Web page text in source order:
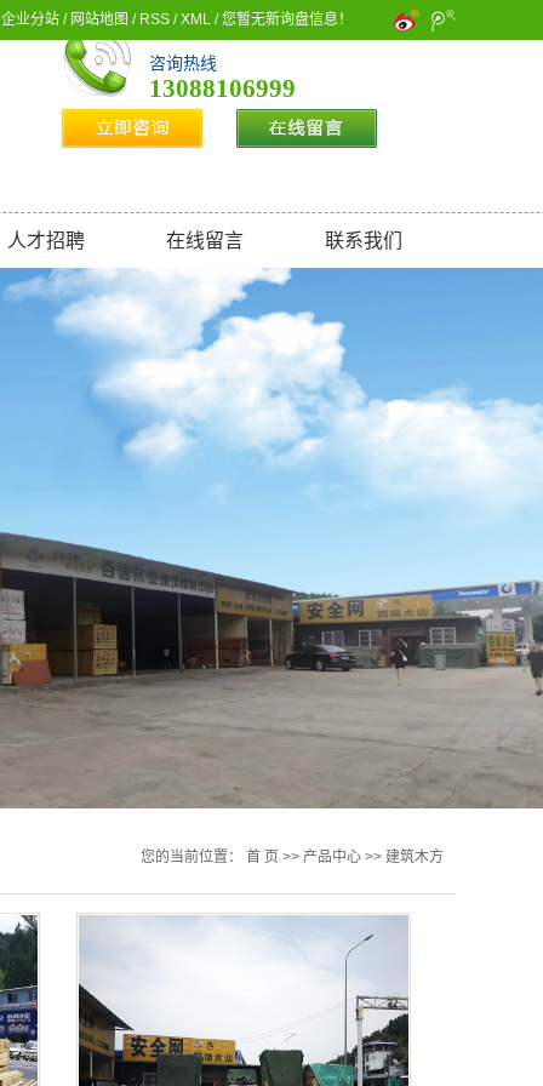
企业分站 / 网站地图 / RSS /XML /您暂无新询盘信息！
咨询热线
13088106999
人才招聘 在线留言 联系我们
您的当前位置： 首 页 >> 产品中心 >> 建筑木方